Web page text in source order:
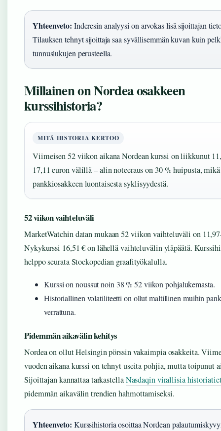
Yhteenveto: Inderesin analyysi on arvokas lisä sijoittajan
Tilauksen tehnyt sijoittaja saa syvällisemmän kuvan kuin
tunnuslukujen perusteella.
Millainen on Nordea osakkeen
kurssihistoria?
MITÄ HISTORIA KERTOO
Viimeisen 52 viikon aikana Nordean kurssi on liikkunut
17,11 euron välillä – alin noteeraus on 30 % huipusta,
pankkiosakkeen luontaisesta syklisyydestä.
52 viikon vaihteluväli
MarketWatchin datan mukaan 52 viikon vaihteluväli on
Nykykurssi 16,51 € on lähellä vaihteluvälin yläpäätä.
helppo seurata Stockopedian graafityökalulla.
Kurssi on noussut noin 38 % 52 viikon pohjalukemasta.
Historiallinen volatiliteetti on ollut maltillinen muihin
verrattuna.
Pidemmän aikavälin kehitys
Nordea on ollut Helsingin pörssin vakaimpia osakkeita.
vuoden aikana kurssi on tehnyt useita pohjia, mutta toipunut
Sijoittajan kannattaa tarkastellaNasdaqin virallisia
pidemmän aikavälin trendien hahmottamiseksi.
Yhteenveto: Kurssihistoria osoittaa Nordean